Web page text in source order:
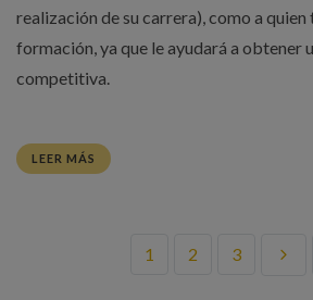
realización de su carrera), como a quien
formación, ya que le ayudará a obtener
competitiva.
LEER MÁS
1 2 3